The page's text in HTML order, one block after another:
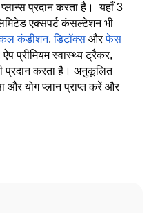
प्रदान करता है।  यहाँ 3
एक्सपर्ट कंसल्टेशन भी
कंडीशन, डिटॉक्स और फेस
प्रीमियम स्वास्थ्य ट्रैकर,
प्रदान करता है। अनुकूलित
और योग प्लान प्राप्त करें और